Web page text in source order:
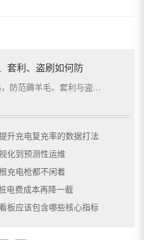
套利、盗刷如何防
防范薅羊毛、套利与盗…
升充电复充率的数据打法
化到预测性运维
充电枪都不闲着
电费成本再降一截
板应该包含哪些核心指标